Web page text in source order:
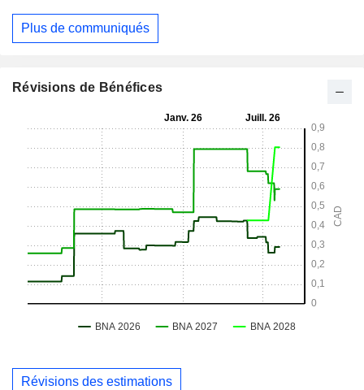
Plus de communiqués
Révisions de Bénéfices
Révisions des estimations